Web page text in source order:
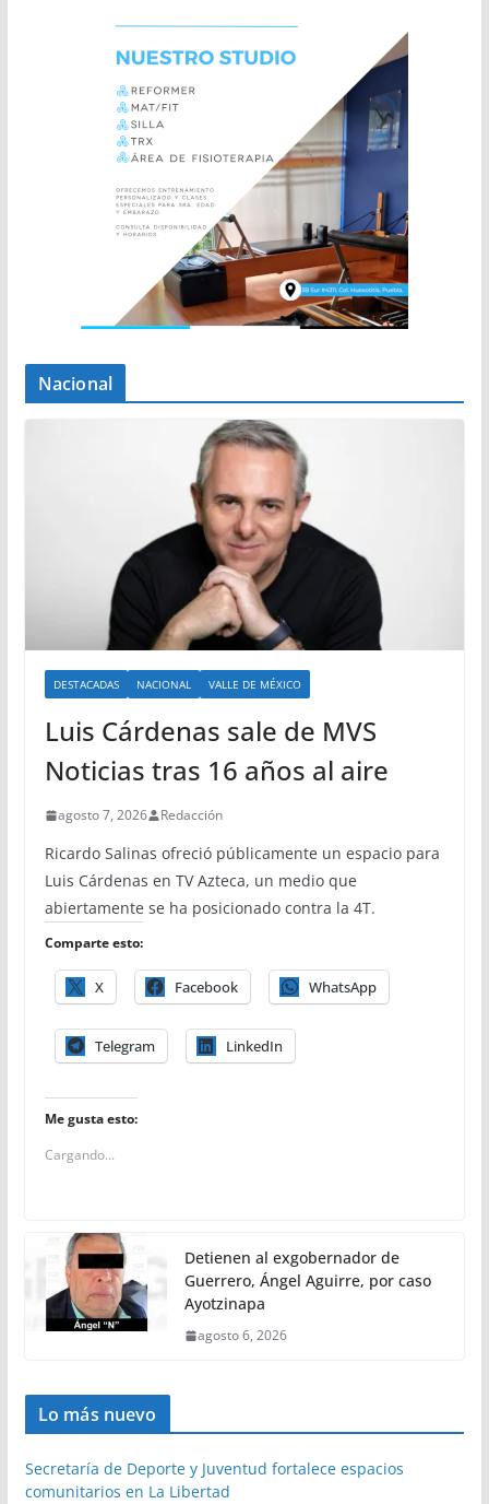
Nacional
DESTACADAS NACIONAL VALLE DE MÉXICO
Luis Cárdenas sale de MVS
Noticias tras 16 años al aire
agosto 7, 2026 Redacción
Ricardo Salinas ofreció públicamente un espacio para
Luis Cárdenas en TV Azteca, un medio que
abiertamente se ha posicionado contra la 4T.
Comparte esto:
X Facebook WhatsApp
Telegram LinkedIn
Me gusta esto:
Cargando...
Detienen al exgobernador de
Guerrero, Ángel Aguirre, por caso
Ayotzinapa
agosto 6, 2026
Lo más nuevo
Secretaría de Deporte y Juventud fortalece espacios
comunitarios en La Libertad